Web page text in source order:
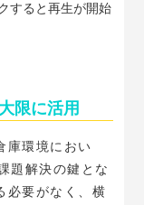
すると再生が開始
限に活用
庫環境におい
題解決の鍵とな
必要がなく、横